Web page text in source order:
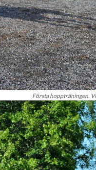
Första hoppträningen.